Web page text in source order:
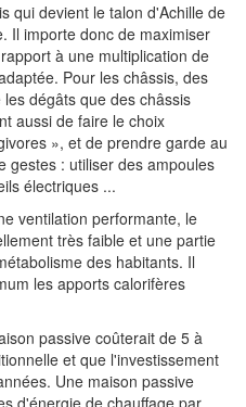
qui devient le talon d'Achille de
Il importe donc de maximiser
à une multiplication de
Pour les châssis, des
dégâts que des châssis
aussi de faire le choix
», et de prendre garde au
gestes : utiliser des ampoules
électriques ...
ventilation performante, le
très faible et une partie
des habitants. Il
les apports calorifères
passive coûterait de 5 à
et que l'investissement
Une maison passive
d'énergie de chauffage par